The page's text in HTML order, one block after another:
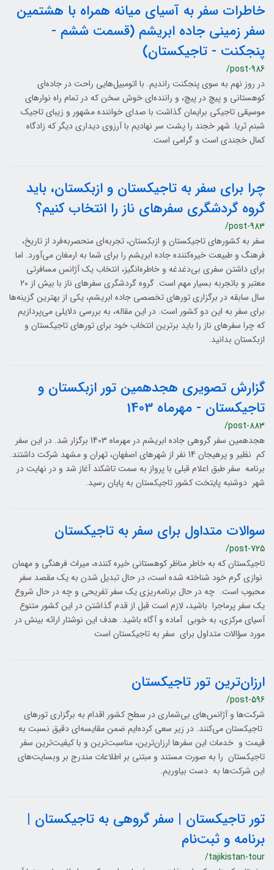
خاطرات سفر به آسیای میانه همراه با هشتمین
سفر زمینی جاده ابریشم (قسمت ششم -
پنجکنت - تاجیکستان)
/post-986
در روز نهم به سوی پنجکنت راندیم. با اتومبیل‌هایی راحت در جاده‌ای
کوهستانی و پیچ در پیچ، و راننده‌ای خوش سخن که در تمام راه نوارهای
موسیقی تاجیکی برایمان گذاشت با صدای خواننده مشهور و زیبای تاجیک
شبنم ثریا. شهر خجند را پشت سر نهادیم با آرزوی دیداری دیگر که زادگاه
کمال خجندی است و گرامی است.
چرا برای سفر به تاجیکستان و ازبکستان، باید
گروه گردشگری سفرهای ناز را انتخاب کنیم؟
/post-983
سفر به کشورهای تاجیکستان و ازبکستان، تجربه‌ای منحصربه‌فرد از تاریخ،
فرهنگ و طبیعت خیره‌کننده جاده ابریشم را برای شما به ارمغان می‌آورد. اما
برای داشتن سفری بی‌دغدغه و خاطره‌انگیز، انتخاب یک آژانس مسافرتی
معتبر و باتجربه بسیار مهم است. گروه گردشگری سفرهای ناز با بیش از ۲۰
سال سابقه در برگزاری تورهای تخصصی جاده ابریشم، یکی از بهترین گزینه‌ها
برای سفر به این دو کشور است. در این مقاله، به بررسی دلایلی می‌پردازیم
که چرا سفرهای ناز را باید برترین انتخاب خود برای تورهای تاجیکستان و
ازبکستان بدانید.
گزارش تصویری هجدهمین تور ازبکستان و
تاجیکستان - مهرماه 1403
/post-883
هجدهمین سفر گروهی جاده ابریشم در مهرماه 1403 برگزار شد. در این سفر
کم نظیر و پرهیجان 14 نفر از شهرهای اصفهان، تهران و مشهد شرکت داشتند.
برنامه سفر طبق اعلام قبلی با پرواز به سمت تاشکند آغاز شد و در نهایت در
شهر دوشنبه پایتخت کشور تاجیکستان به پایان رسید.
سوالات متداول برای سفر به تاجیکستان
/post-725
تاجیکستان که به خاطر مناظر کوهستانی خیره کننده، میراث فرهنگی و مهمان
نوازی گرم خود شناخته شده است، در حال تبدیل شدن به یک مقصد سفر
محبوب است. چه در حال برنامه‌ریزی یک سفر تفریحی و چه در حال شروع
یک سفر پرماجرا باشید، لازم است قبل از قدم گذاشتن در این کشور متنوع
آسیای مرکزی، به خوبی آماده و آگاه باشید. هدف این نوشتار ارائه بینش در
مورد سؤالات متداول برای سفر به تاجیکستان است
ارزان‌ترین تور تاجیکستان
/post-596
شرکت‌ها و آژانس‌های بی‌شماری در سطح کشور اقدام به برگزاری تورهای
تاجیکستان می‌کنند. در زیر سعی کرده‌ایم ضمن مقایسه‌ای دقیق نسبت به
قیمت و خدمات این سفرها ارزان‌ترین، مناسبت‌ترین و با کیفیت‌ترین سفر
تاجیکستان را به صورت مستند و مبتنی بر اطلاعات مندرج بر وبسایت‌های
این شرکت‌ها به دست بیاوریم.
تور تاجیکستان | سفر گروهی به تاجیکستان |
برنامه و ثبت‌نام
/tajikistan-tour